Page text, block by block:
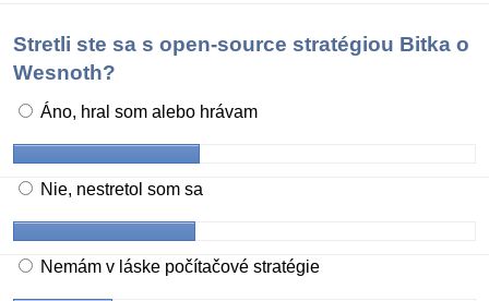
Stretli ste sa s open-source stratégiou Bitka o
Wesnoth?
Áno, hral som alebo hrávam
Nie, nestretol som sa
Nemám v láske počítačové stratégie